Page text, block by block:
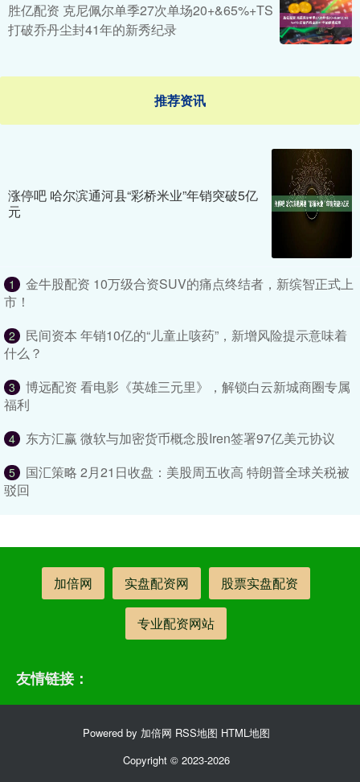
胜亿配资 克尼佩尔单季27次单场20+&65%+TS
打破乔丹尘封41年的新秀纪录
推荐资讯
涨停吧 哈尔滨通河县“彩桥米业”年销突破5亿
元
1
金牛股配资 10万级合资SUV的痛点终结者，新缤智正式上
市！
2
民间资本 年销10亿的“儿童止咳药”，新增风险提示意味着
什么？
3
博远配资 看电影《英雄三元里》，解锁白云新城商圈专属
福利
4 东方汇赢 微软与加密货币概念股Iren签署97亿美元协议
5
国汇策略 2月21日收盘：美股周五收高 特朗普全球关税被
驳回
加倍网 实盘配资网 股票实盘配资
专业配资网站
友情链接：
Powered by 加倍网 RSS地图 HTML地图
Copyright © 2023-2026